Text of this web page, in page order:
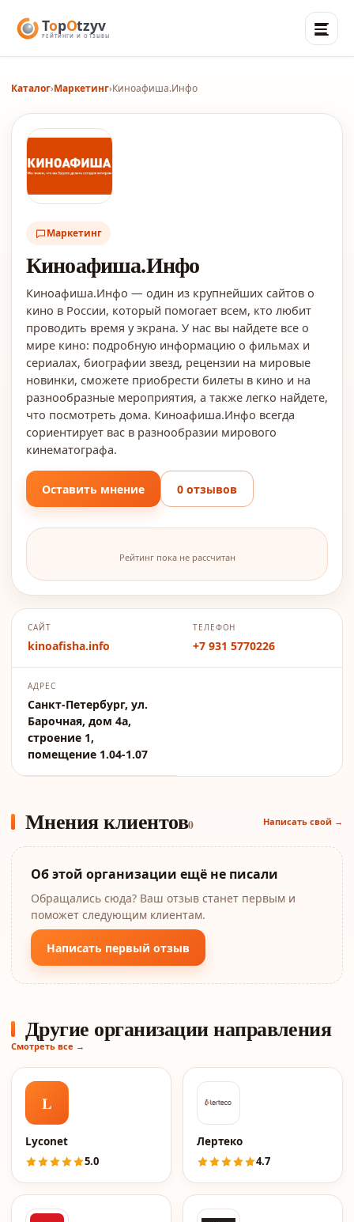
Каталог›Маркетинг›Киноафиша.Инфо
Маркетинг
Киноафиша.Инфо
Киноафиша.Инфо — один из крупнейших сайтов о
кино в России, который помогает всем, кто любит
проводить время у экрана. У нас вы найдете все о
мире кино: подробную информацию о фильмах и
сериалах, биографии звезд, рецензии на мировые
новинки, сможете приобрести билеты в кино и на
разнообразные мероприятия, а также легко найдете,
что посмотреть дома. Киноафиша.Инфо всегда
сориентирует вас в разнообразии мирового
кинематографа.
Оставить мнение 0 отзывов
Рейтинг пока не рассчитан
САЙТ
kinoafisha.info
ТЕЛЕФОН
+7 931 5770226
АДРЕС
Санкт-Петербург, ул.
Барочная, дом 4а,
строение 1,
помещение 1.04-1.07
Мнения клиентов0 Написать свой →
Об этой организации ещё не писали
Обращались сюда? Ваш отзыв станет первым и
поможет следующим клиентам.
Написать первый отзыв
Другие организации направления
Смотреть все →
L
Lyconet
5.0
Лертеко
4.7